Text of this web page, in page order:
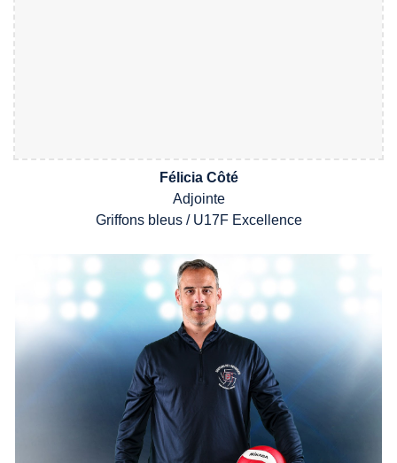
Félicia Côté
Adjointe
Griffons bleus / U17F Excellence